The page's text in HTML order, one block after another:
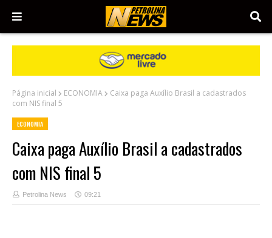
Página inicial ECONOMIA
Caixa paga Auxílio Brasil a cadastrados
com NIS final 5
ECONOMIA
Caixa paga Auxílio Brasil a cadastrados
com NIS final 5
Petrolina News 09:21